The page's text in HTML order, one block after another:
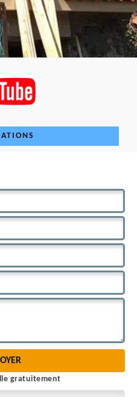
gratuitement